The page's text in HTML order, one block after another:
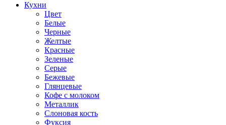
Кухни
Цвет
Белые
Черные
Желтые
Красные
Зеленые
Серые
Бежевые
Глянцевые
Кофе с молоком
Металлик
Слоновая кость
Фуксия